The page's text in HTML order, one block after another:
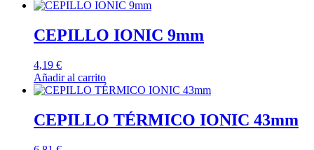
CEPILLO IONIC 9mm
4,19 €
Añadir al carrito
CEPILLO TÉRMICO IONIC 43mm